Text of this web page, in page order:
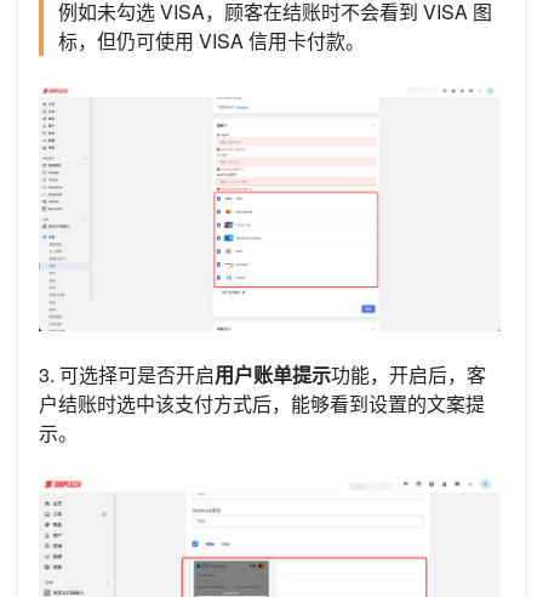
例如未勾选 VISA，顾客在结账时不会看到 VISA 图
标，但仍可使用 VISA 信用卡付款。
3. 可选择可是否开启用户账单提示功能，开启后，客
户结账时选中该支付方式后，能够看到设置的文案提
示。